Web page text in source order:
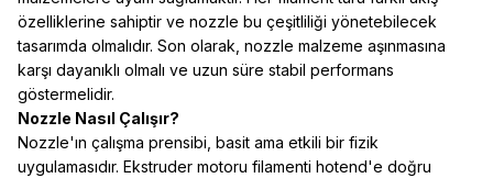
özelliklerine sahiptir ve nozzle bu çeşitliliği yönetebilecek
tasarımda olmalıdır. Son olarak, nozzle malzeme aşınmasına
karşı dayanıklı olmalı ve uzun süre stabil performans
göstermelidir.
Nozzle Nasıl Çalışır?
Nozzle'ın çalışma prensibi, basit ama etkili bir fizik
uygulamasıdır. Ekstruder motoru filamenti hotend'e doğru